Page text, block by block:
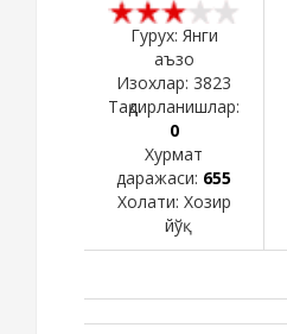
Гурух: Янги
аъзо
Изохлар: 3823
Тақдирланишлар:
0
Хурмат
даражаси: 655
Холати: Хозир
йўқ